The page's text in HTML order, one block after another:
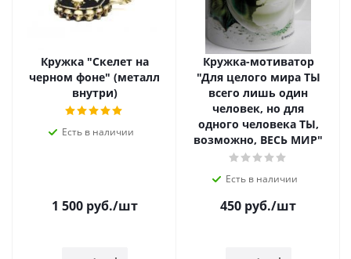
Кружка "Скелет на
черном фоне" (металл
внутри)
Есть в наличии
1 500руб./шт
Кружка-мотиватор
"Для целого мира ТЫ
всего лишь один
человек, но для
одного человека ТЫ,
возможно, ВЕСЬ МИР"
Есть в наличии
450 руб./шт